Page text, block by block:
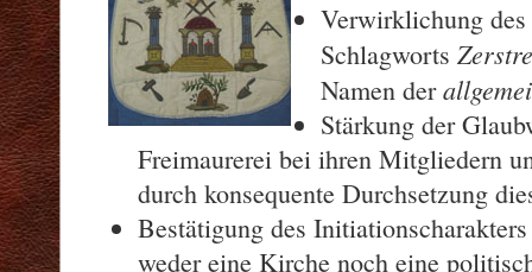
Verwirklichung
Schlagworts
Namen der
Stärkung der
Freimaurerei bei ihren Mitgliedern
durch konsequente Durchsetzung
Bestätigung des
weder eine Kirche noch eine